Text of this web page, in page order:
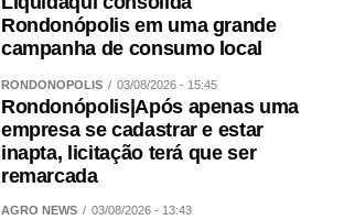
Rondonópolis em uma grande
campanha de consumo local
RONDONÓPOLIS 03/08/2026 - 15:45
Rondonópolis|Após apenas uma
empresa se cadastrar e estar
inapta, licitação terá que ser
remarcada
AGRO NEWS 03/08/2026 - 13:43